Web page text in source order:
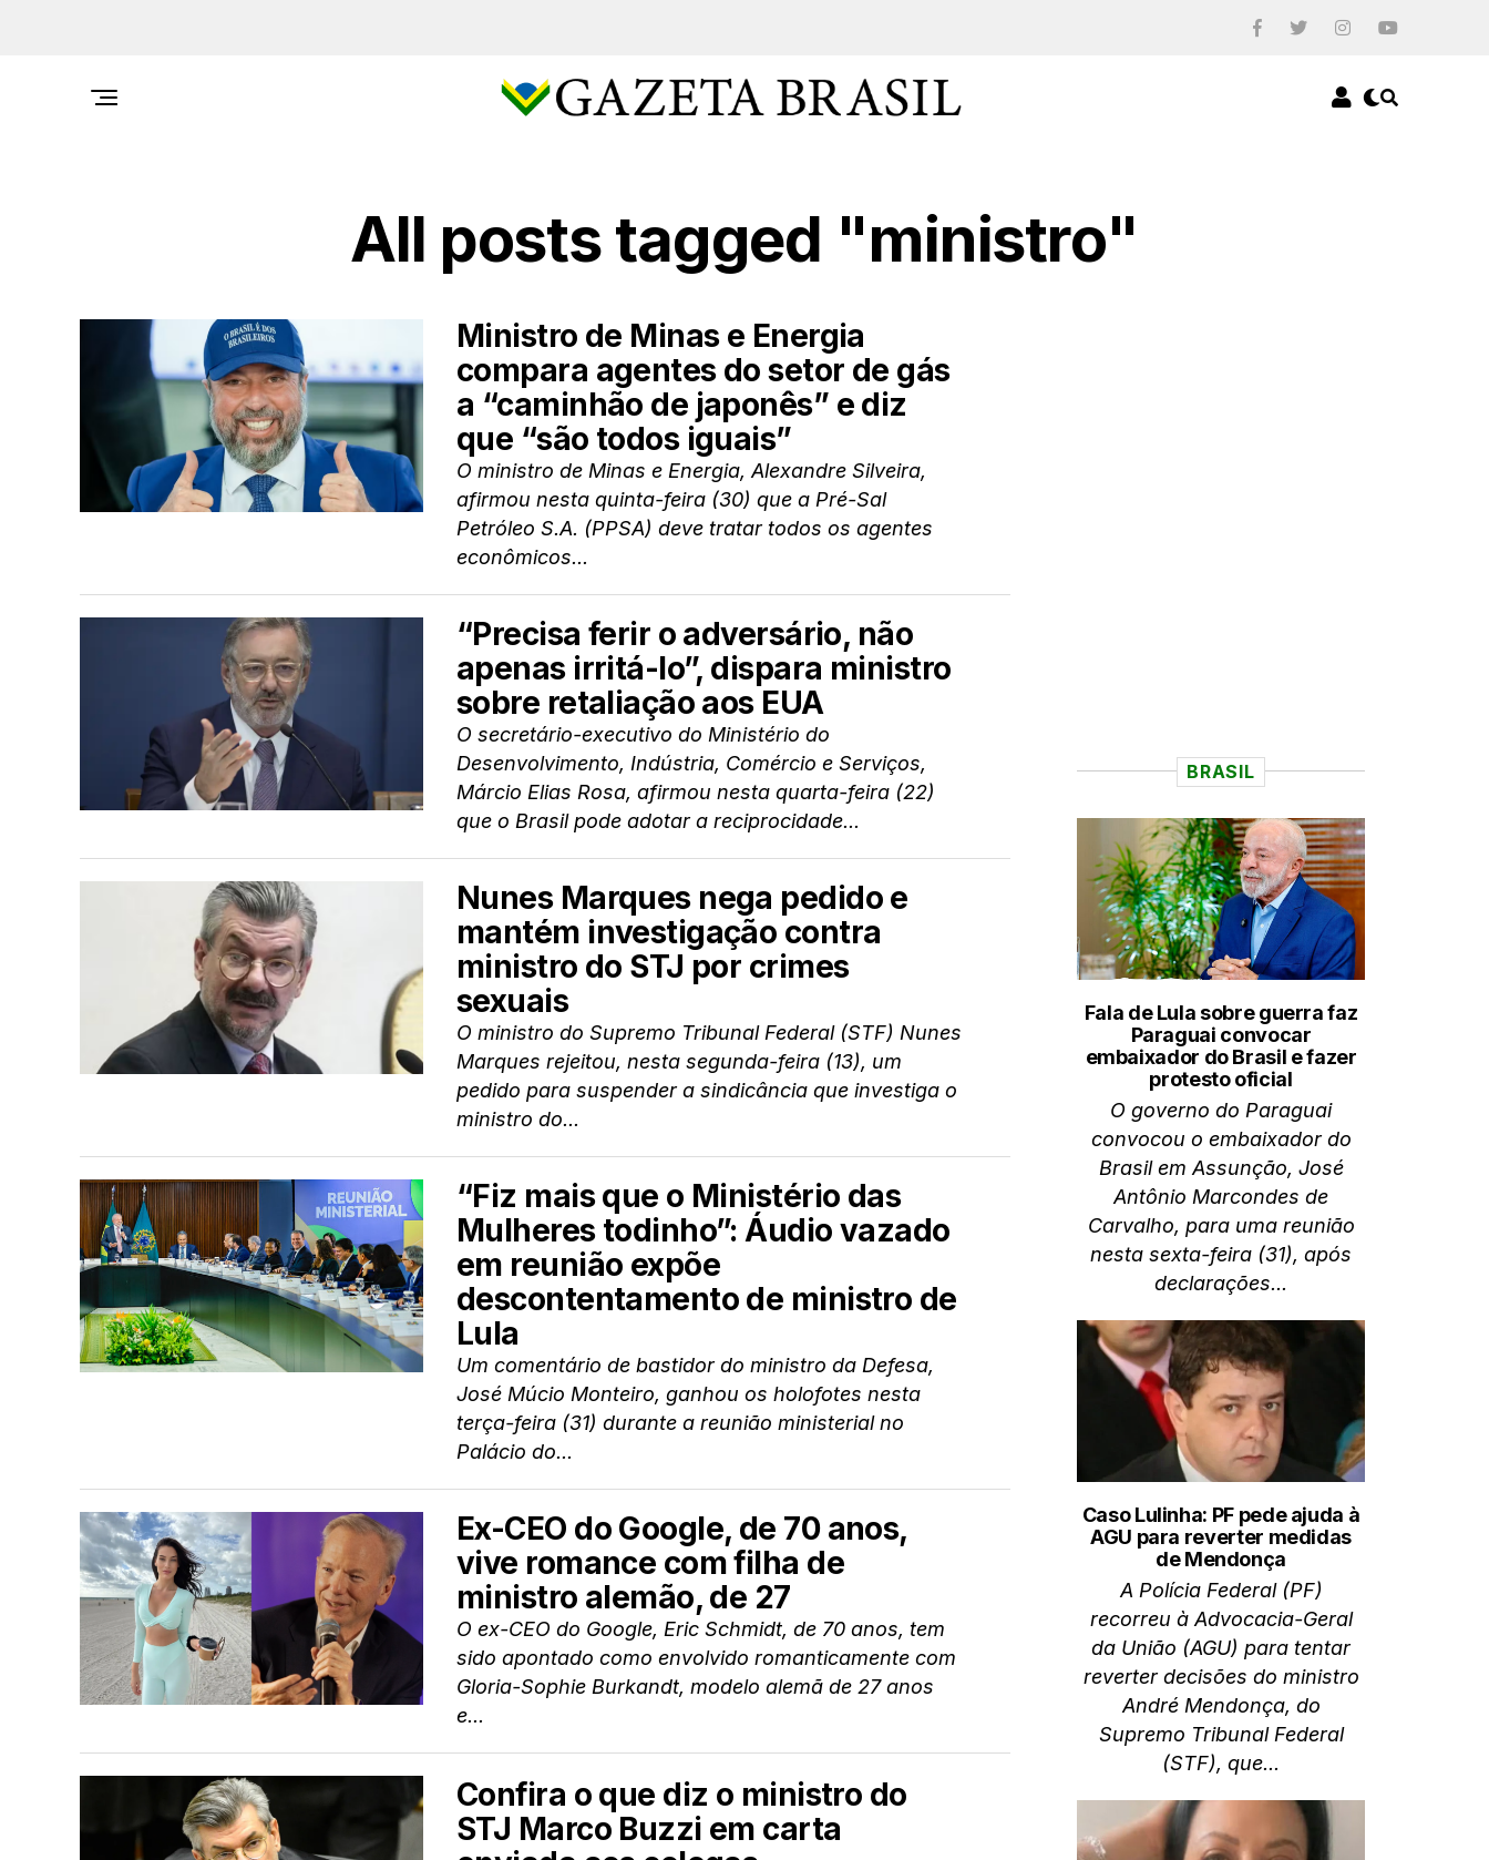
All posts tagged "ministro"
Ministro de Minas e Energia
compara agentes do setor de gás
a “caminhão de japonês” e diz
que “são todos iguais”
O ministro de Minas e Energia, Alexandre Silveira,
afirmou nesta quinta-feira (30) que a Pré-Sal
Petróleo S.A. (PPSA) deve tratar todos os agentes
econômicos...
“Precisa ferir o adversário, não
apenas irritá-lo”, dispara ministro
sobre retaliação aos EUA
O secretário-executivo do Ministério do
Desenvolvimento, Indústria, Comércio e Serviços,
Márcio Elias Rosa, afirmou nesta quarta-feira (22)
que o Brasil pode adotar a reciprocidade...
Nunes Marques nega pedido e
mantém investigação contra
ministro do STJ por crimes
sexuais
O ministro do Supremo Tribunal Federal (STF) Nunes
Marques rejeitou, nesta segunda-feira (13), um
pedido para suspender a sindicância que investiga o
ministro do...
“Fiz mais que o Ministério das
Mulheres todinho”: Áudio vazado
em reunião expõe
descontentamento de ministro de
Lula
Um comentário de bastidor do ministro da Defesa,
José Múcio Monteiro, ganhou os holofotes nesta
terça-feira (31) durante a reunião ministerial no
Palácio do...
Ex-CEO do Google, de 70 anos,
vive romance com filha de
ministro alemão, de 27
O ex-CEO do Google, Eric Schmidt, de 70 anos, tem
sido apontado como envolvido romanticamente com
Gloria-Sophie Burkandt, modelo alemã de 27 anos
e...
Confira o que diz o ministro do
STJ Marco Buzzi em carta
BRASIL
Fala de Lula sobre guerra faz
Paraguai convocar
embaixador do Brasil e fazer
protesto oficial
O governo do Paraguai
convocou o embaixador do
Brasil em Assunção, José
Antônio Marcondes de
Carvalho, para uma reunião
nesta sexta-feira (31), após
declarações...
Caso Lulinha: PF pede ajuda à
AGU para reverter medidas
de Mendonça
A Polícia Federal (PF)
recorreu à Advocacia-Geral
da União (AGU) para tentar
reverter decisões do ministro
André Mendonça, do
Supremo Tribunal Federal
(STF), que...